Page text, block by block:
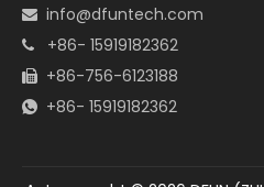
 info@dfuntech.com
 +86- 15919182362
 +86-756-6123188
 +86- 15919182362